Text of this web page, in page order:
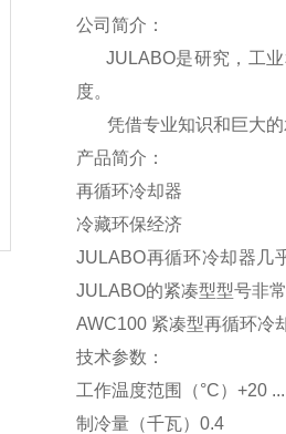
公司简介：
JULABO是研究，工业
度。
凭借专业知识和巨大的
产品简介：
再循环冷却器
冷藏环保经济
JULABO再循环冷却器几
JULABO的紧凑型型号非
AWC100 紧凑型再循环冷
技术参数：
工作温度范围（°C）+20
制冷量（千瓦）0.4